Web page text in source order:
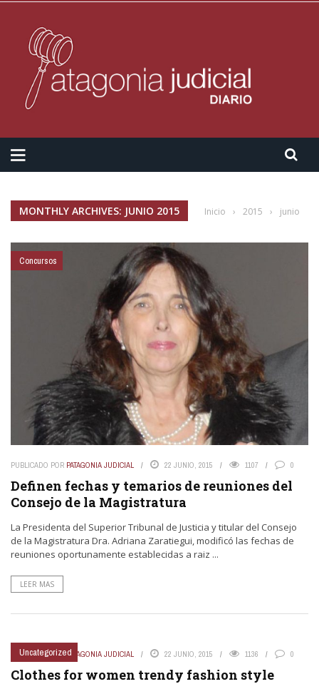
MONTHLY ARCHIVES: JUNIO 2015 Inicio › 2015 › junio
Concursos
PUBLICADO POR PATAGONIA JUDICIAL 22 JUNIO, 2015 1107 0
Definen fechas y temarios de reuniones del
Consejo de la Magistratura
La Presidenta del Superior Tribunal de Justicia y titular del Consejo
de la Magistratura Dra. Adriana Zaratiegui, modificó las fechas de
reuniones oportunamente establecidas a raiz ...
LEER MAS
9.2
Uncategorized
PUBLICADO PORPATAGONIA JUDICIAL 22 JUNIO, 2015 1136 0
Clothes for women trendy fashion style